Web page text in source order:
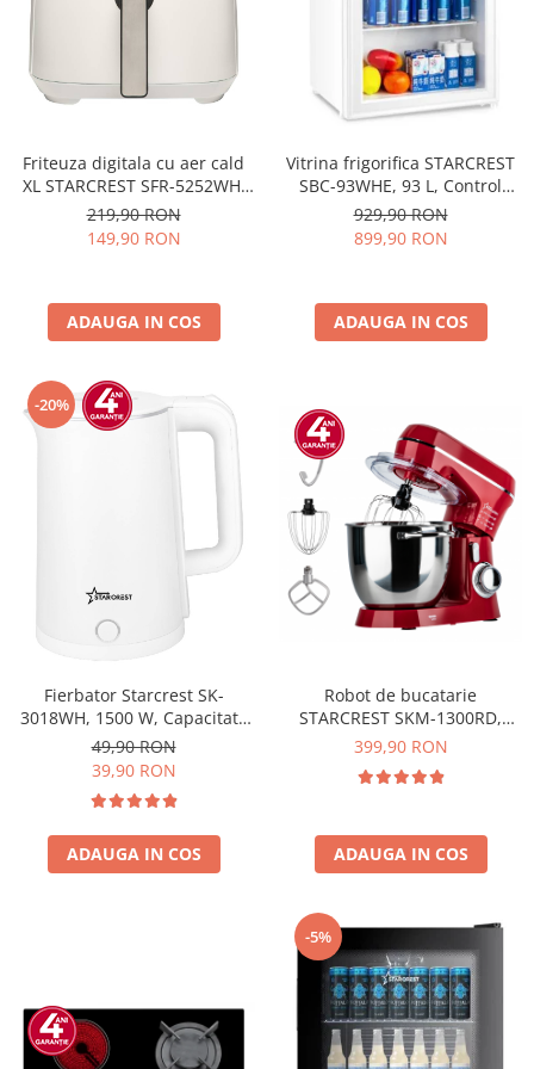
Robot de bucătărie
Sandwich maker
Fier de călcat
Friteuza digitala cu aer cald
XL STARCREST SFR-5252WH,
1450 W, 5 Litri, Termostat 80 -
200 °C, 8 programe
predefinite, Alb
219,90 RON
149,90 RON
ADAUGA IN COS
Vitrina frigorifica STARCREST
SBC-93WHE, 93 L, Control
temperatura, Usa sticla, H
83.2 cm, Alb
929,90 RON
899,90 RON
ADAUGA IN COS
-20%
Fierbator Starcrest SK-
3018WH, 1500 W, Capacitate
1.8 L, Oprire automata, Alb
49,90 RON
39,90 RON
ADAUGA IN COS
Robot de bucatarie
STARCREST SKM-1300RD,
1300W, Bol 5.2 L Inox, 4
Angrenaje metalice, Rosu
399,90 RON
ADAUGA IN COS
-5%